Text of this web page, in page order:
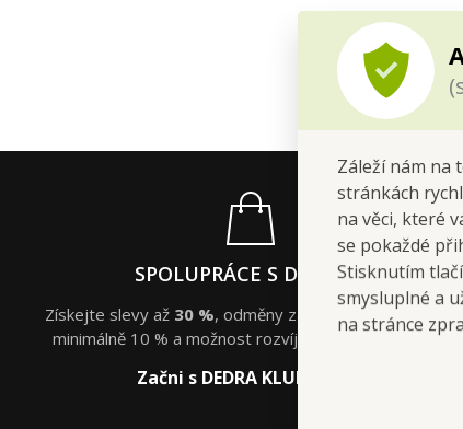
Záleží nám na
stránkách
na věci, které
se pokaždé
Stisknutím
smysluplné a
na stránce
SPOLUPRÁCE S DEDROU
Získejte slevy až 30 %, odměny za doporučené nákupy
minimálně 10 % a možnost rozvíjet svůj DEDRA svět.
Začni s DEDRA KLUBEM